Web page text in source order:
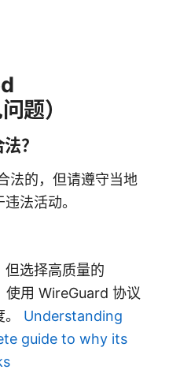
题）
？
法的，但请遵守当地
法活动。
但选择高质量的
使用 WireGuard 协议
Understanding
guide to why its